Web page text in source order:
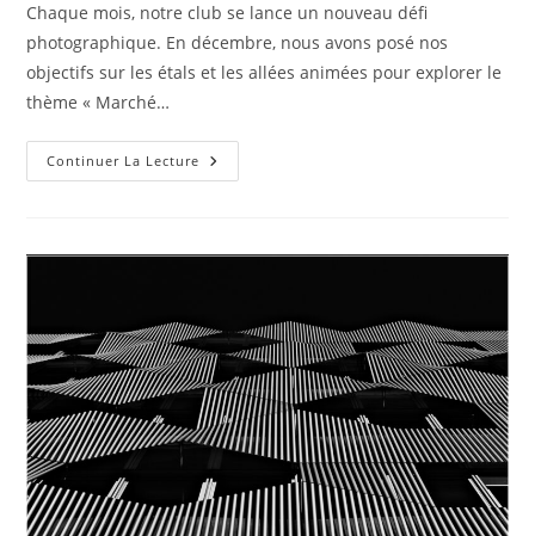
Chaque mois, notre club se lance un nouveau défi
photographique. En décembre, nous avons posé nos
objectifs sur les étals et les allées animées pour explorer le
thème « Marché…
Continuer La Lecture Nos
Photos
Thème